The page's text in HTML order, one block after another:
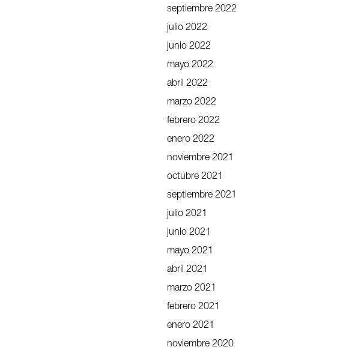
septiembre 2022
julio 2022
junio 2022
mayo 2022
abril 2022
marzo 2022
febrero 2022
enero 2022
noviembre 2021
octubre 2021
septiembre 2021
julio 2021
junio 2021
mayo 2021
abril 2021
marzo 2021
febrero 2021
enero 2021
noviembre 2020